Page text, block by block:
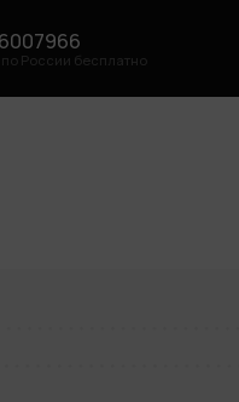
по России бесплатно